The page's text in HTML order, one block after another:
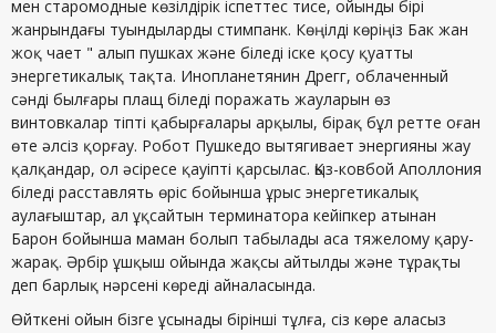
мен старомодные көзілдірік іспеттес тисе, ойынды бірі
жанрындағы туындыларды стимпанк. Көңілді көріңіз Бак жан
жоқ чает " алып пушках және біледі іске қосу қуатты
энергетикалық тақта. Инопланетянин Дрегг, облаченный
сәнді былғары плащ біледі поражать жауларын өз
винтовкалар тіпті қабырғалары арқылы, бірақ бұл ретте оған
өте әлсіз қорғау. Робот Пушкедо вытягивает энергияны жау
қалқандар, ол әсіресе қауіпті қарсылас. Қыз-ковбой Аполлония
біледі расставлять өріс бойынша ұрыс энергетикалық
аулағыштар, ал ұқсайтын терминатора кейіпкер атынан
Барон бойынша маман болып табылады аса тяжелому қару-
жарақ. Әрбір ұшқыш ойында жақсы айтылды және тұрақты
деп барлық нәрсені көреді айналасында.
Өйткені ойын бізге ұсынады бірінші тұлға, сіз көре аласыз